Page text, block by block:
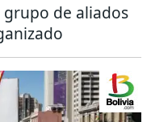
grupo de aliados